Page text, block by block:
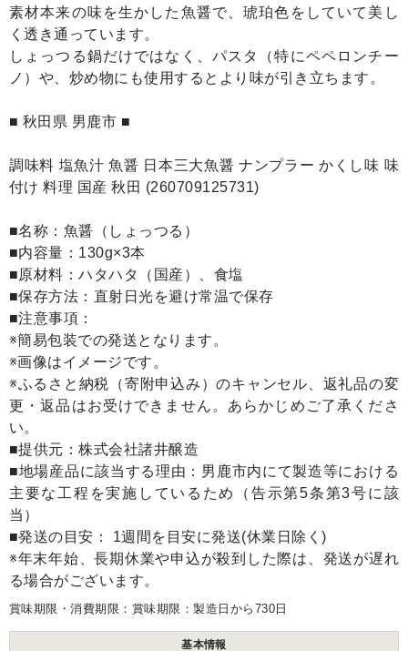
素材本来の味を生かした魚醤で、琥珀色をしていて美し
く透き通っています。
しょっつる鍋だけではなく、パスタ（特にペペロンチー
ノ）や、炒め物にも使用するとより味が引き立ちます。
■ 秋田県 男鹿市 ■
調味料 塩魚汁 魚醤 日本三大魚醤 ナンプラー かくし味 味
付け 料理 国産 秋田 (260709125731)
■名称：魚醤（しょっつる）
■内容量：130g×3本
■原材料：ハタハタ（国産）、食塩
■保存方法：直射日光を避け常温で保存
■注意事項：
※簡易包装での発送となります。
※画像はイメージです。
※ふるさと納税（寄附申込み）のキャンセル、返礼品の変
更・返品はお受けできません。あらかじめご了承くださ
い。
■提供元：株式会社諸井醸造
■地場産品に該当する理由：男鹿市内にて製造等における
主要な工程を実施しているため（告示第5条第3号に該
当）
■発送の目安： 1週間を目安に発送(休業日除く)
※年末年始、長期休業や申込が殺到した際は、発送が遅れ
る場合がございます。
賞味期限・消費期限：賞味期限：製造日から730日
基本情報